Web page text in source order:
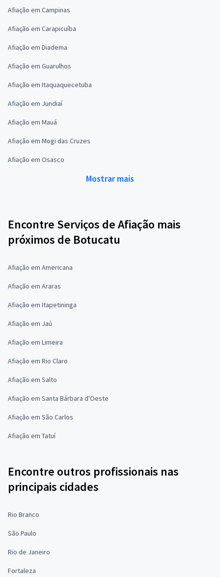
Afiação em Campinas
Afiação em Carapicuíba
Afiação em Diadema
Afiação em Guarulhos
Afiação em Itaquaquecetuba
Afiação em Jundiaí
Afiação em Mauá
Afiação em Mogi das Cruzes
Afiação em Osasco
Mostrar mais
Encontre Serviços de Afiação mais
próximos de Botucatu
Afiação em Americana
Afiação em Araras
Afiação em Itapetininga
Afiação em Jaú
Afiação em Limeira
Afiação em Rio Claro
Afiação em Salto
Afiação em Santa Bárbara d'Oeste
Afiação em São Carlos
Afiação em Tatuí
Encontre outros profissionais nas
principais cidades
Rio Branco
São Paulo
Rio de Janeiro
Fortaleza